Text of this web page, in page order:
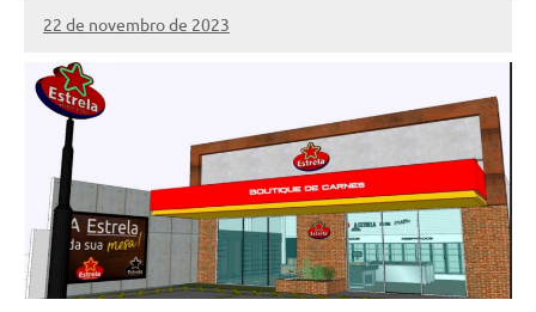
22 de novembro de 2023
Marcelo
Fachin
2.802
comentários